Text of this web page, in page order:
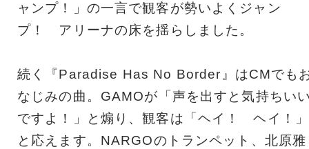
ャンプ！」の一言で観客が勢いよくジャン
プ！ アリーナの床を揺らしました。
続く『Paradise Has No Border』はCMでも
なじみの曲。GAMOが「声を出すと気持ちい
ですよ！」と煽り、観客は「ヘイ！ ヘイ！」
と応えます。NARGOのトランペット、北原雅